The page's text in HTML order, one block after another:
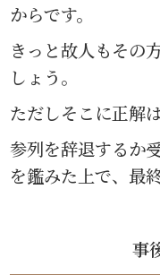
からです。
きっと故人もその
しょう。
ただしそこに正解
参列を辞退するか
を鑑みた上で、最
事